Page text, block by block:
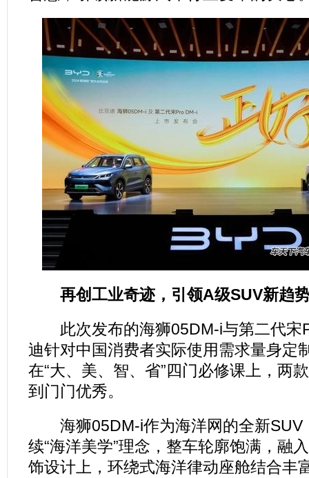
再创工业奇迹，引领A级SUV新趋
此次发布的海狮05DM-i与第二代宋
迪针对中国消费者实际使用需求量身定
在“大、美、智、省”四门必修课上，两
到门门优秀。
海狮05DM-i作为海洋网的全新SUV
续“海洋美学”理念，整车轮廓饱满，融
饰设计上，环绕式海洋律动座舱结合丰